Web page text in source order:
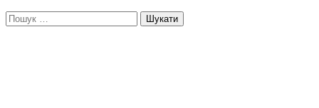
Пошук: